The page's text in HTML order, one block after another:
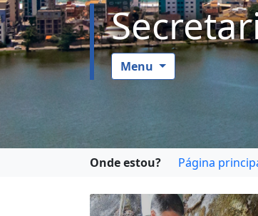
Menu
Onde estou? Página